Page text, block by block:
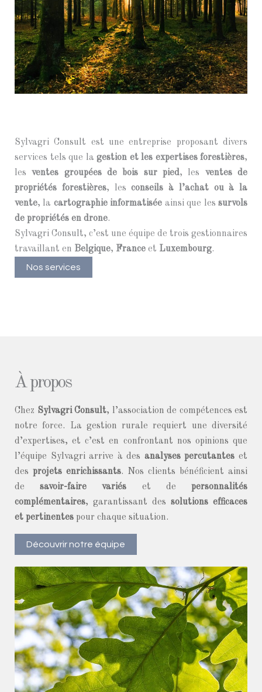
Sylvagri Consult est une entreprise proposant divers
services tels que la gestion et les expertises forestières,
lesventes groupées de bois sur pied, les ventes de
propriétés forestières, lesconseils à l’achat ou à la
vente, la cartographie informatisée ainsi que lessurvols
de propriétés en drone.
Sylvagri Consult, c’est une équipe de trois gestionnaires
travaillant en Belgique, France et Luxembourg.
Nos services
À propos
Chez Sylvagri Consult, l’association de compétences est
notre force. La gestion rurale requiert une diversité
d’expertises, et c’est en confrontant nos opinions que
l’équipe Sylvagri arrive à des analyses percutantes et
des projets enrichissants. Nos clients bénéficient ainsi
desavoir-faire variés et depersonnalités
complémentaires, garantissant des solutions efficaces
et pertinentes pour chaque situation.
Découvrir notre équipe